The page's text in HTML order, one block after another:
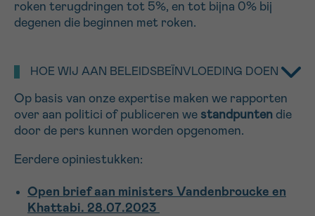
roken terugdringen tot 5%, en tot bijna 0% bij
degenen die beginnen met roken.
HOE WIJ AAN BELEIDSBEÏNVLOEDING DOEN
Op basis van onze expertise maken we rapporten
over aan politici of publiceren we standpunten die
door de pers kunnen worden opgenomen.
Eerdere opiniestukken:
Open brief aan ministers Vandenbroucke en
Khattabi. 28.07.2023
EMAIL
MIJN VRAAG
Ja, stuur mij de nieuwsbrief
Ik aanvaard degebruiksvoorwaarden